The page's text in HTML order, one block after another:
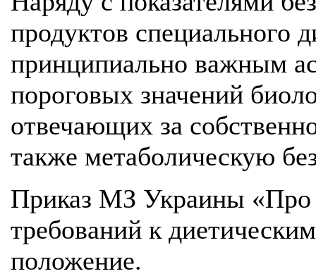
продуктов специального
принципиально важным
пороговых значений
отвечающих за
также метаболическую
Приказ МЗ Украины «Про
требований к
положение.